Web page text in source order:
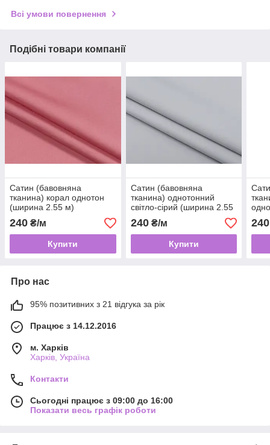
Всі умови повернення
Подібні товари компанії
Сатин (бавовняна
тканина) корал однотон
(ширина 2.55 м)
240 ₴/м
Купити
Сатин (бавовняна
тканина) однотонний
світло-сірий (ширина 2.55
м)
240₴/м
Купити
240
Про нас
95% позитивних з 21 відгука за рік
Працює з 14.12.2016
м. Харків
Харків, Україна
Контакти
Сьогодні працює з 09:00 до 16:00
Показати весь графік роботи